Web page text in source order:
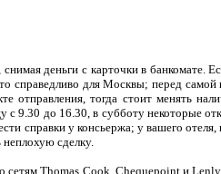
деньги с карточки в банкомате.
справедливо для Москвы; перед самой
отправления, тогда стоит менять
9.30 до 16.30, в субботу некоторые
справки у консьержа; у вашего отеля,
сделку.
сетям Thomas Cook, Chequepoint и